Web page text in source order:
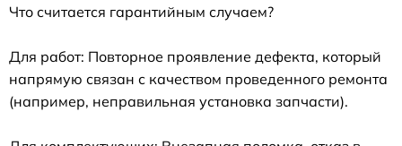
Что считается гарантийным случаем?
Для работ: Повторное проявление дефекта, который
напрямую связан с качеством проведенного ремонта
(например, неправильная установка запчасти).